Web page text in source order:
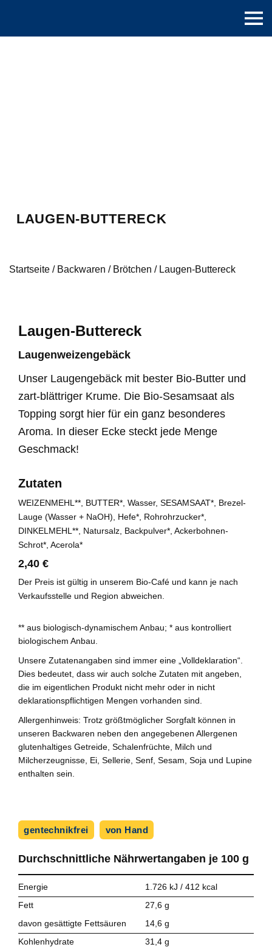
LAUGEN-BUTTERECK
Startseite / Backwaren / Brötchen / Laugen-Buttereck
Laugen-Buttereck
Laugenweizengebäck
Unser Laugengebäck mit bester Bio-Butter und
zart-blättriger Krume. Die Bio-Sesamsaat als
Topping sorgt hier für ein ganz besonderes
Aroma. In dieser Ecke steckt jede Menge
Geschmack!
Zutaten
WEIZENMEHL**, BUTTER*, Wasser, SESAMSAAT*, Brezel-
Lauge (Wasser + NaOH), Hefe*, Rohrohrzucker*,
DINKELMEHL**, Natursalz, Backpulver*, Ackerbohnen-
Schrot*, Acerola*
2,40 €
Der Preis ist gültig in unserem Bio-Café und kann je nach
Verkaufsstelle und Region abweichen.
** aus biologisch-dynamischem Anbau; * aus kontrolliert
biologischem Anbau.
Unsere Zutatenangaben sind immer eine „Volldeklaration“.
Dies bedeutet, dass wir auch solche Zutaten mit angeben,
die im eigentlichen Produkt nicht mehr oder in nicht
deklarationspflichtigen Mengen vorhanden sind.
Allergenhinweis: Trotz größtmöglicher Sorgfalt können in
unseren Backwaren neben den angegebenen Allergenen
glutenhaltiges Getreide, Schalenfrüchte, Milch und
Milcherzeugnisse, Ei, Sellerie, Senf, Sesam, Soja und Lupine
enthalten sein.
gentechnikfrei von Hand
Durchschnittliche Nährwert­angaben je 100 g
Energie
1.726 kJ / 412 kcal
Fett
27,6 g
davon gesättigte Fettsäuren
14,6 g
Kohlenhydrate
31,4 g